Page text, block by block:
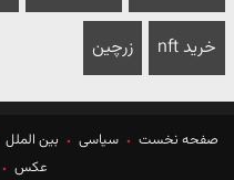
خرید nft زرچین
صفحه نخست سیاسی بین الملل
عکس